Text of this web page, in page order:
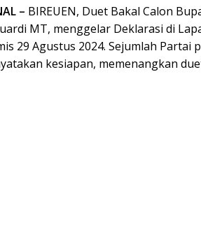
– BIREUEN, Duet Bakal Calon
MT, menggelar Deklarasi di
29 Agustus 2024. Sejumlah
kesiapan, memenangkan